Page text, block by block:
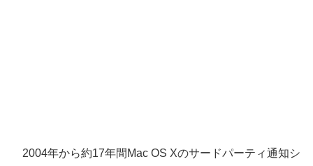
2004年から約17年間Mac OS Xのサードパーティ通知シ